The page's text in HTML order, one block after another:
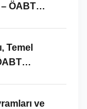
ÖABT
Temel
ve